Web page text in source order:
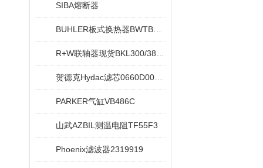
SIBA熔断器
PARKER气缸VB486C
山武AZBIL测温电阻TF55F3
Phoenix滤波器2319919